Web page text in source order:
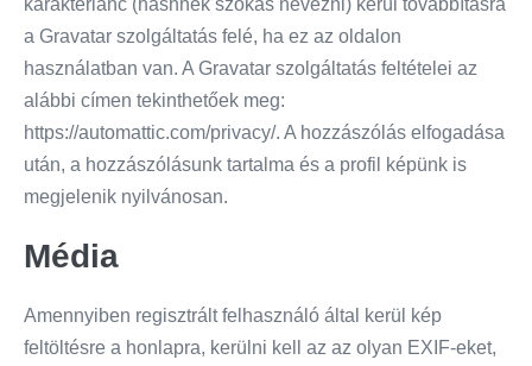
karakterlánc (hashnek szokás nevezni) kerül továbbításra
a Gravatar szolgáltatás felé, ha ez az oldalon
használatban van. A Gravatar szolgáltatás feltételei az
alábbi címen tekinthetőek meg:
https://automattic.com/privacy/. A hozzászólás elfogadása
után, a hozzászólásunk tartalma és a profil képünk is
megjelenik nyilvánosan.
Média
Amennyiben regisztrált felhasználó által kerül kép
feltöltésre a honlapra, kerülni kell az az olyan EXIF-eket,